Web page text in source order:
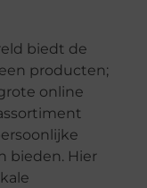
biedt de
producten;
online
bieden. Hier